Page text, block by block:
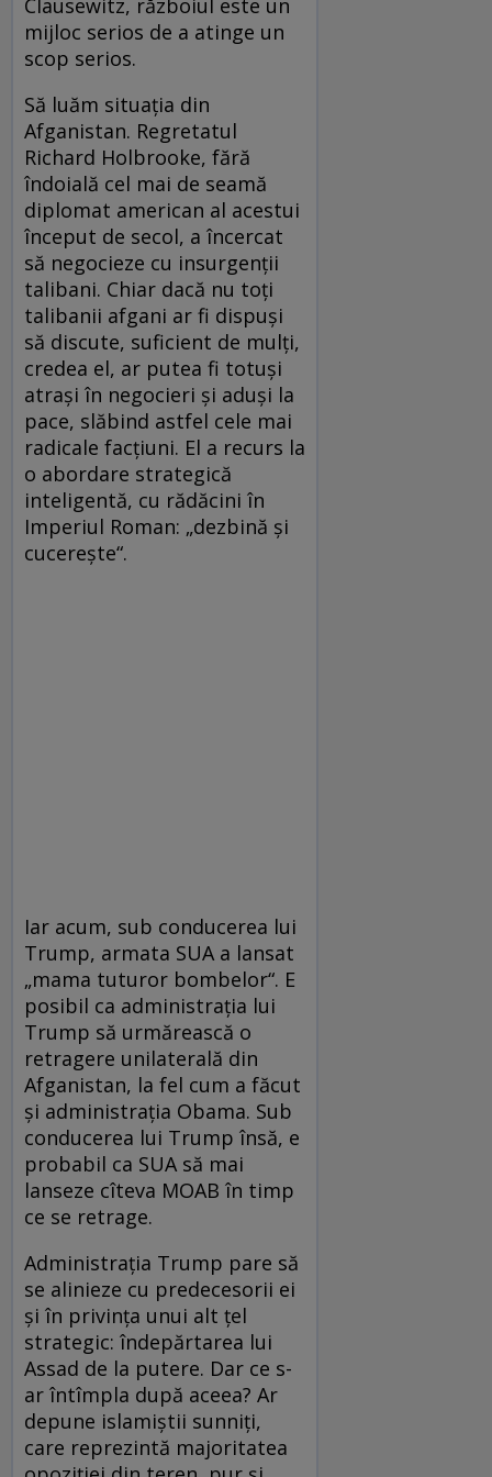
Clausewitz, războiul este un
mijloc serios de a atinge un
scop serios.
Să luăm situația din
Afganistan. Regretatul
Richard Holbrooke, fără
îndoială cel mai de seamă
diplomat american al acestui
început de secol, a încercat
să negocieze cu insurgenții
talibani. Chiar dacă nu toți
talibanii afgani ar fi dispuși
să discute, suficient de mulți,
credea el, ar putea fi totuși
atrași în negocieri și aduși la
pace, slăbind astfel cele mai
radicale facțiuni. El a recurs la
o abordare strategică
inteligentă, cu rădăcini în
Imperiul Roman: „dezbină și
cucerește“.
Iar acum, sub conducerea lui
Trump, armata SUA a lansat
„mama tuturor bombelor“. E
posibil ca administrația lui
Trump să urmărească o
retragere unilaterală din
Afganistan, la fel cum a făcut
și administrația Obama. Sub
conducerea lui Trump însă, e
probabil ca SUA să mai
lanseze cîteva MOAB în timp
ce se retrage.
Administrația Trump pare să
se alinieze cu predecesorii ei
și în privința unui alt țel
strategic: îndepărtarea lui
Assad de la putere. Dar ce s-
ar întîmpla după aceea? Ar
depune islamiștii sunniți,
care reprezintă majoritatea